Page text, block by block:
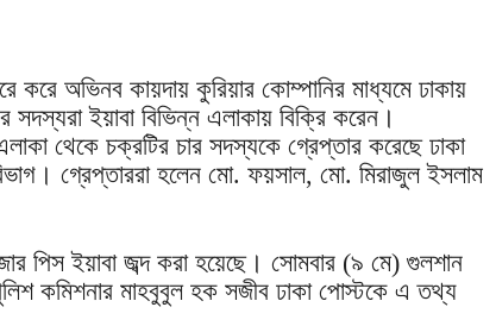
করে অভিনব কায়দায় কুরিয়ার কোম্পানির মাধ্যমে ঢাকায়
ইয়াবা বিভিন্ন এলাকায় বিক্রি করেন।
থেকে চক্রটির চার সদস্যকে গ্রেপ্তার করেছে ঢাকা
গ্রেপ্তাররা হলেন মো. ফয়সাল, মো. মিরাজুল ইসলাম
পিস ইয়াবা জব্দ করা হয়েছে। সোমবার (৯ মে) গুলশান
কমিশনার মাহবুবুল হক সজীব ঢাকা পোস্টকে এ তথ্য